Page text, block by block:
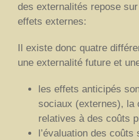
des externalités repose
effets externes:
Il existe donc quatre
une externalité future et
les effets anticipés
sociaux (externes), la
relatives à des coûts
l’évaluation des